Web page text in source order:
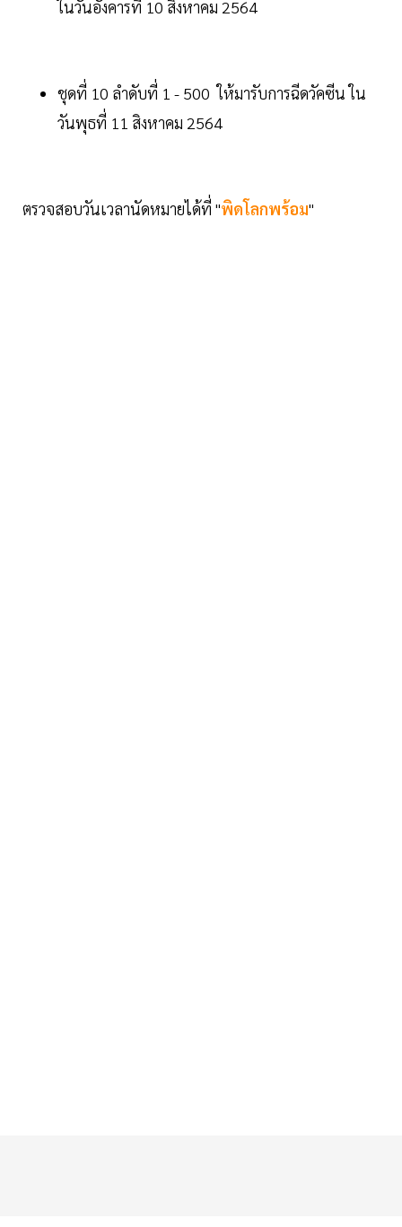
ในวันอังคารที่ 10 สิงหาคม 2564
ชุดที่ 10 ลำดับที่ 1 - 500 ให้มารับการฉีดวัคซีน ใน
วันพุธที่ 11 สิงหาคม 2564
ตรวจสอบวันเวลานัดหมายได้ที่ "พิดโลกพร้อม"